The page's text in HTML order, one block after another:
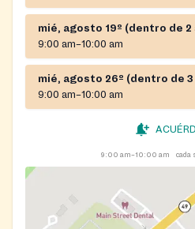
mié, agosto 19º (dentro de 2
9:00 am–10:00 am
mié, agosto 26º (dentro de 3
9:00 am–10:00 am
9:00 am–10:00 am cada